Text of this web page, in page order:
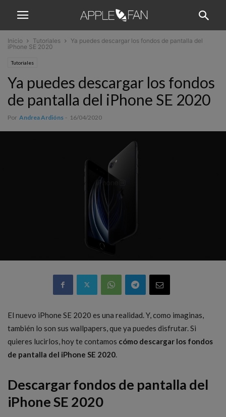
Inicio Tutoriales
Ya puedes descargar los fondos de pantalla del
iPhone SE 2020
Tutoriales
Ya puedes descargar los fondos
de pantalla del iPhone SE 2020
Por Andrea Ardións - 16/04/2020
El nuevo iPhone SE 2020 es una realidad. Y, como imaginas,
también lo son sus wallpapers, que ya puedes disfrutar. Si
quieres lucirlos, hoy te contamos cómo descargar los fondos
de pantalla del iPhone SE 2020
Descargar fondos de pantalla del
iPhone SE 2020